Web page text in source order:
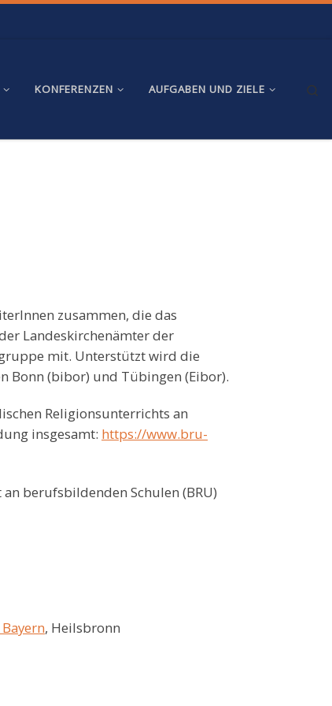
KONFERENZEN AUFGABEN UND ZIELE
zusammen, die das
Landeskirchenämter der
mit. Unterstützt wird die
Bonn (bibor) und Tübingen (Eibor).
Religionsunterrichts an
insgesamt: https://www.bru-
berufsbildenden Schulen (BRU)
, Heilsbronn